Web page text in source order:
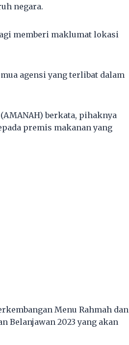
negara.
memberi maklumat lokasi
agensi yang terlibat dalam
berkata, pihaknya
premis makanan yang
Menu Rahmah dan
Belanjawan 2023 yang akan